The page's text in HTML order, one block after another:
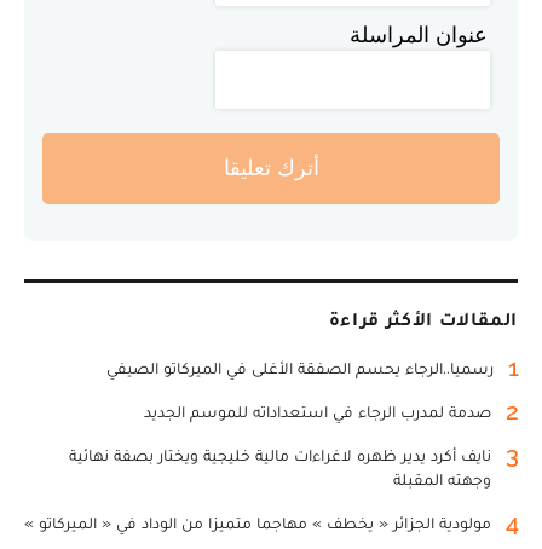
عنوان المراسلة
أترك تعليقا
المقالات الأكثر قراءة
1 رسميا..الرجاء يحسم الصفقة الأغلى في الميركاتو الصيفي
2 صدمة لمدرب الرجاء في استعداداته للموسم الجديد
3
نايف أكرد يدير ظهره لاغراءات مالية خليجية ويختار بصفة نهائية
وجهته المقبلة
4 مولودية الجزائر « يخطف » مهاجما متميزا من الوداد في « الميركاتو »